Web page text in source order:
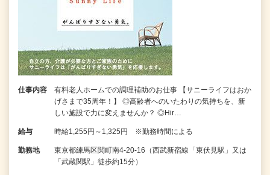
仕事内容
有料老人ホームでの調理補助のお仕事 【サニーライフはおか
げさまで35周年！】 ◎高齢者へのいたわりの気持ちを、新
しい施設で力に変えませんか？ ◎Hir…
給与 時給1,255円～1,325円 ※勤務時間による
勤務地
東京都練馬区関町南4-20-16（西武新宿線「東伏見駅」又は
「武蔵関駅」徒歩約15分）